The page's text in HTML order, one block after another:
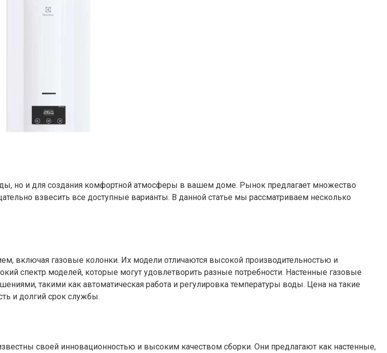
но и для создания комфортной атмосферы в вашем доме. Рынок предлагает множество
взвесить все доступные варианты. В данной статье мы рассматриваем несколько
включая газовые колонки. Их модели отличаются высокой производительностью и
спектр моделей, которые могут удовлетворить разные потребности. Настенные газовые
такими как автоматическая работа и регулировка температуры воды. Цена на такие
и долгий срок службы.
своей инновационностью и высоким качеством сборки. Они предлагают как настенные,